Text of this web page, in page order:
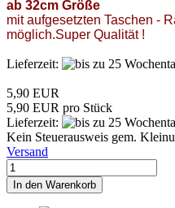
ab 32cm Größe
mit aufgesetzten Taschen -
möglich.Super Qualität !
Lieferzeit:
5,90 EUR
5,90 EUR pro Stück
Lieferzeit:
Kein Steuerausweis gem.
Versand
In den Warenkorb